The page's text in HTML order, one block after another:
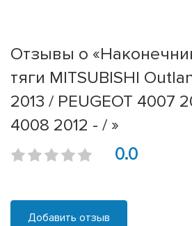
Отзывы о
тяги MITSUBISHI
2013 / PEUGEOT 4007
4008 2012 - / »
0.0
Добавить отзыв